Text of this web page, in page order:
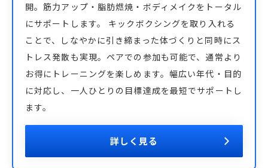
開。筋力アップ・脂肪燃焼・ボディメイクをトータル
にサポートします。 キックボクシングを取り入れる
ことで、しなやかに引き締まった体づくりと同時にス
トレス発散も実現。ペアでの参加も可能で、通常より
お得にトレーニングを楽しめます。幅広い年代・目的
に対応し、一人ひとりの目標達成を最短でサポートし
ます。
詳しく見る